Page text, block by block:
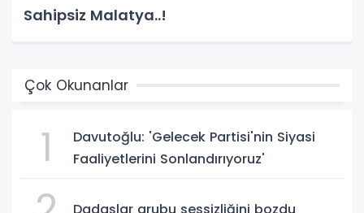
Sahipsiz Malatya..!
Çok Okunanlar
1
Davutoğlu: 'Gelecek Partisi'nin Siyasi
Faaliyetlerini Sonlandırıyoruz'
Dadaşlar grubu sessizliğini bozdu